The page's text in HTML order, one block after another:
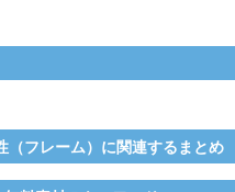
フレーム）に関連するまとめ